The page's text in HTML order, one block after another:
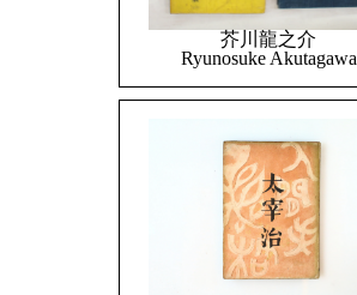
芥川龍之介
Ryunosuke Akutagawa